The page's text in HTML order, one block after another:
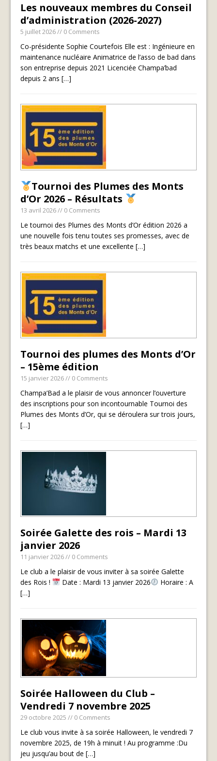
Les nouveaux membres du Conseil
d’administration (2026-2027)
5 juillet 2026// 0 Comments
Co-présidente Sophie Courtefois Elle est : Ingénieure en
maintenance nucléaire Animatrice de l’asso de bad dans
son entreprise depuis 2021 Licenciée Champa’bad
depuis 2 ans[…]
Tournoi des Plumes des Monts
d’Or 2026 – Résultats
13 avril 2026// 0 Comments
Le tournoi des Plumes des Monts d’Or édition 2026 a
une nouvelle fois tenu toutes ses promesses, avec de
très beaux matchs et une excellente[…]
Tournoi des plumes des Monts d’Or
– 15ème édition
15 janvier 2026// 0 Comments
Champa’Bad a le plaisir de vous annoncer l’ouverture
des inscriptions pour son incontournable Tournoi des
Plumes des Monts d’Or, qui se déroulera sur trois jours,
[…]
Soirée Galette des rois – Mardi 13
janvier 2026
11 janvier 2026// 0 Comments
Le club a le plaisir de vous inviter à sa soirée Galette
des Rois !
Date : Mardi 13 janvier 2026
Horaire : A
[…]
Soirée Halloween du Club –
Vendredi 7 novembre 2025
29 octobre 2025 // 0 Comments
Le club vous invite à sa soirée Halloween, le vendredi 7
novembre 2025, de 19h à minuit ! Au programme :Du
jeu jusqu’au bout de[…]